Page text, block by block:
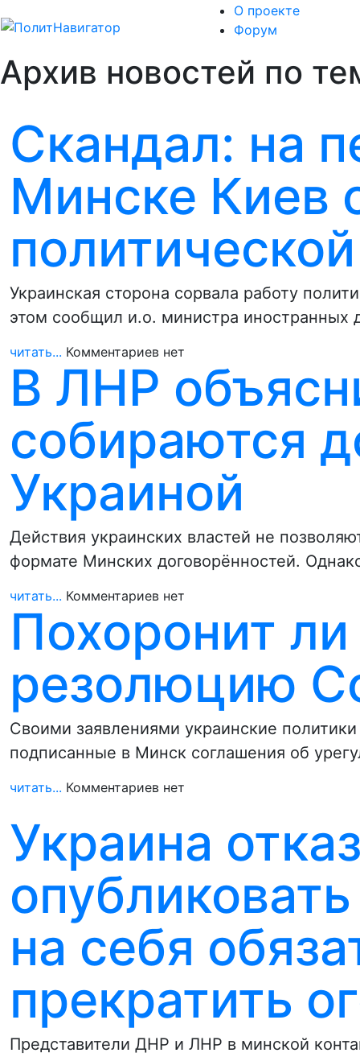
О проекте
Форум
Архив новостей по
Скандал: на
Минске Киев
Украинская сторона сорвала работу
этом сообщил и.о. министра иностранных
читать... Комментариев нет
В ЛНР
собираются
Украиной
Действия украинских властей не
формате Минских договорённостей.
читать... Комментариев нет
Похоронит
резолюцию
Своими заявлениями украинские
подписанные в Минск соглашения об
читать... Комментариев нет
Украина
на себя
прекратить
Представители ДНР и ЛНР в минской